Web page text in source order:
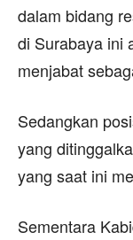
dalam bidang
di Surabaya ini
menjabat
Sedangkan
yang
yang saat ini
Sementara